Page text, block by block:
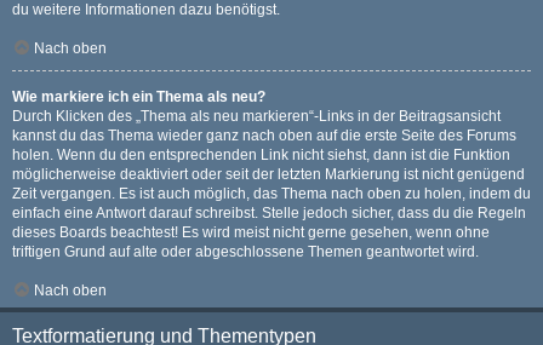
du weitere Informationen dazu benötigst.
Nach oben
Wie markiere ich ein Thema als neu?
Durch Klicken des „Thema als neu markieren“-Links in der Beitragsansicht
kannst du das Thema wieder ganz nach oben auf die erste Seite des Forums
holen. Wenn du den entsprechenden Link nicht siehst, dann ist die Funktion
möglicherweise deaktiviert oder seit der letzten Markierung ist nicht genügend
Zeit vergangen. Es ist auch möglich, das Thema nach oben zu holen, indem du
einfach eine Antwort darauf schreibst. Stelle jedoch sicher, dass du die Regeln
dieses Boards beachtest! Es wird meist nicht gerne gesehen, wenn ohne
triftigen Grund auf alte oder abgeschlossene Themen geantwortet wird.
Nach oben
Textformatierung und Thementypen